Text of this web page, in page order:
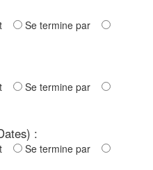
Se termine par
Se termine par
:
Se termine par